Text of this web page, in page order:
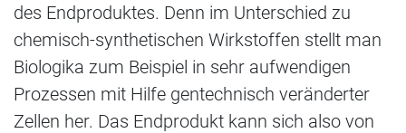
des Endproduktes. Denn im Unterschied zu
chemisch-synthetischen Wirkstoffen stellt man
Biologika zum Beispiel in sehr aufwendigen
Prozessen mit Hilfe gentechnisch veränderter
Zellen her. Das Endprodukt kann sich also von